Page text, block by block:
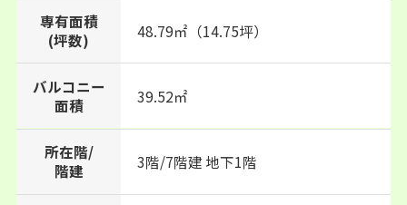
専有面積
(坪数)
48.79㎡（14.75坪）
バルコニー
面積
39.52㎡
所在階/
階建
3階/7階建 地下1階